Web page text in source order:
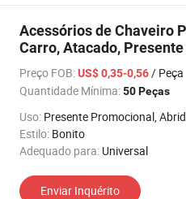
Acessórios de Chaveiro
Carro, Atacado,
Preço FOB:US$ 0,35-0,56/ Peça
Quantidade Mínima:50 Peças
Uso: Presente Promocional, Abridor de Garrafa, Bolsa para Moeda, Porta-
Estilo: Bonito
Adequado para: Universal
Enviar Inquérito